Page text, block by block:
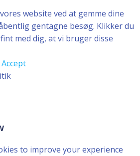
website ved at gemme dine
gentagne besøg. Klikker du
fint med dig, at vi bruger disse
Accept
to improve your experience